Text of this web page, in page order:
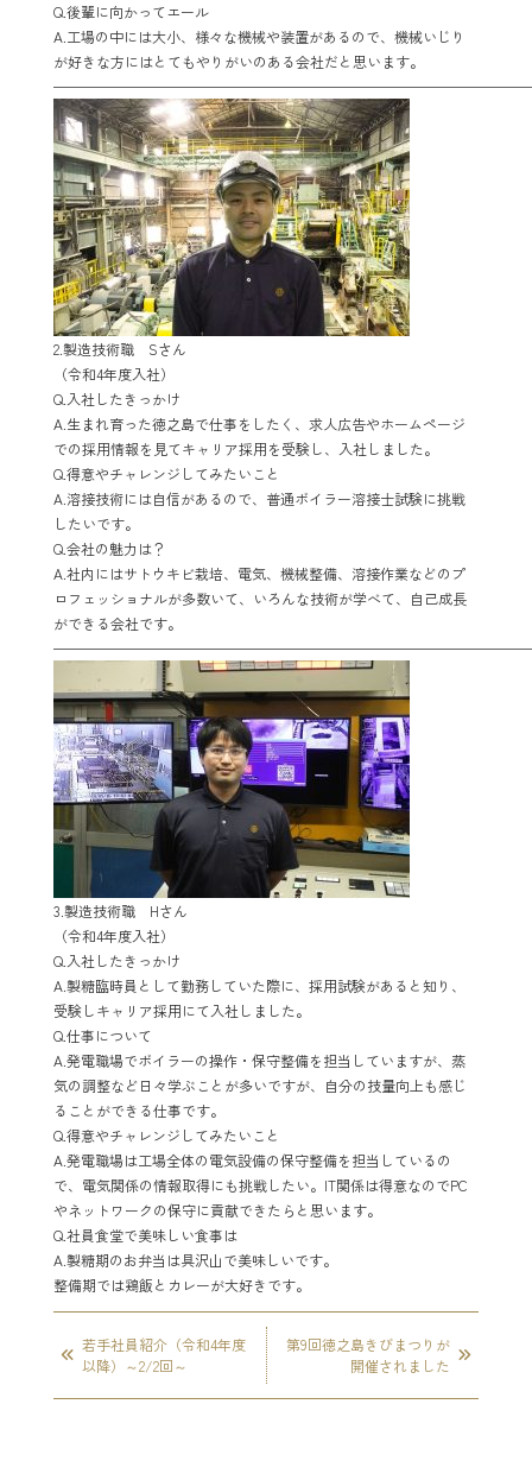
Q.後輩に向かってエール
A.工場の中には大小、様々な機械や装置があるので、機械いじり
が好きな方にはとてもやりがいのある会社だと思います。
2.製造技術職 Sさん
（令和4年度入社）
Q.入社したきっかけ
A.生まれ育った徳之島で仕事をしたく、求人広告やホームページ
での採用情報を見てキャリア採用を受験し、入社しました。
Q.得意やチャレンジしてみたいこと
A.溶接技術には自信があるので、普通ボイラー溶接士試験に挑戦
したいです。
Q.会社の魅力は？
A.社内にはサトウキビ栽培、電気、機械整備、溶接作業などのプ
ロフェッショナルが多数いて、いろんな技術が学べて、自己成長
ができる会社です。
3.製造技術職 Hさん
（令和4年度入社）
Q.入社したきっかけ
A.製糖臨時員として勤務していた際に、採用試験があると知り、
受験しキャリア採用にて入社しました。
Q.仕事について
A.発電職場でボイラーの操作・保守整備を担当していますが、蒸
気の調整など日々学ぶことが多いですが、自分の技量向上も感じ
ることができる仕事です。
Q.得意やチャレンジしてみたいこと
A.発電職場は工場全体の電気設備の保守整備を担当しているの
で、電気関係の情報取得にも挑戦したい。 IT関係は得意なのでPC
やネットワークの保守に貢献できたらと思います。
Q.社員食堂で美味しい食事は
A.製糖期のお弁当は具沢山で美味しいです。
整備期では鶏飯とカレーが大好きです。
若手社員紹介（令和4年度
以降）～2/2回～
第9回徳之島きびまつりが
開催されました